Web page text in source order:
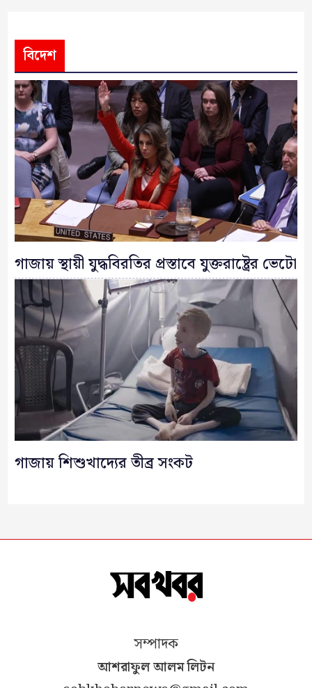
বিদেশ
গাজায় স্থায়ী যুদ্ধবিরতির প্রস্তাবে যুক্তরাষ্ট্রের ভেটো
গাজায় শিশুখাদ্যের তীব্র সংকট
সম্পাদক
আশরাফুল আলম লিটন